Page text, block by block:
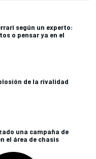
según un experto:
o pensar ya en el
de la rivalidad
una campaña de
el área de chasis